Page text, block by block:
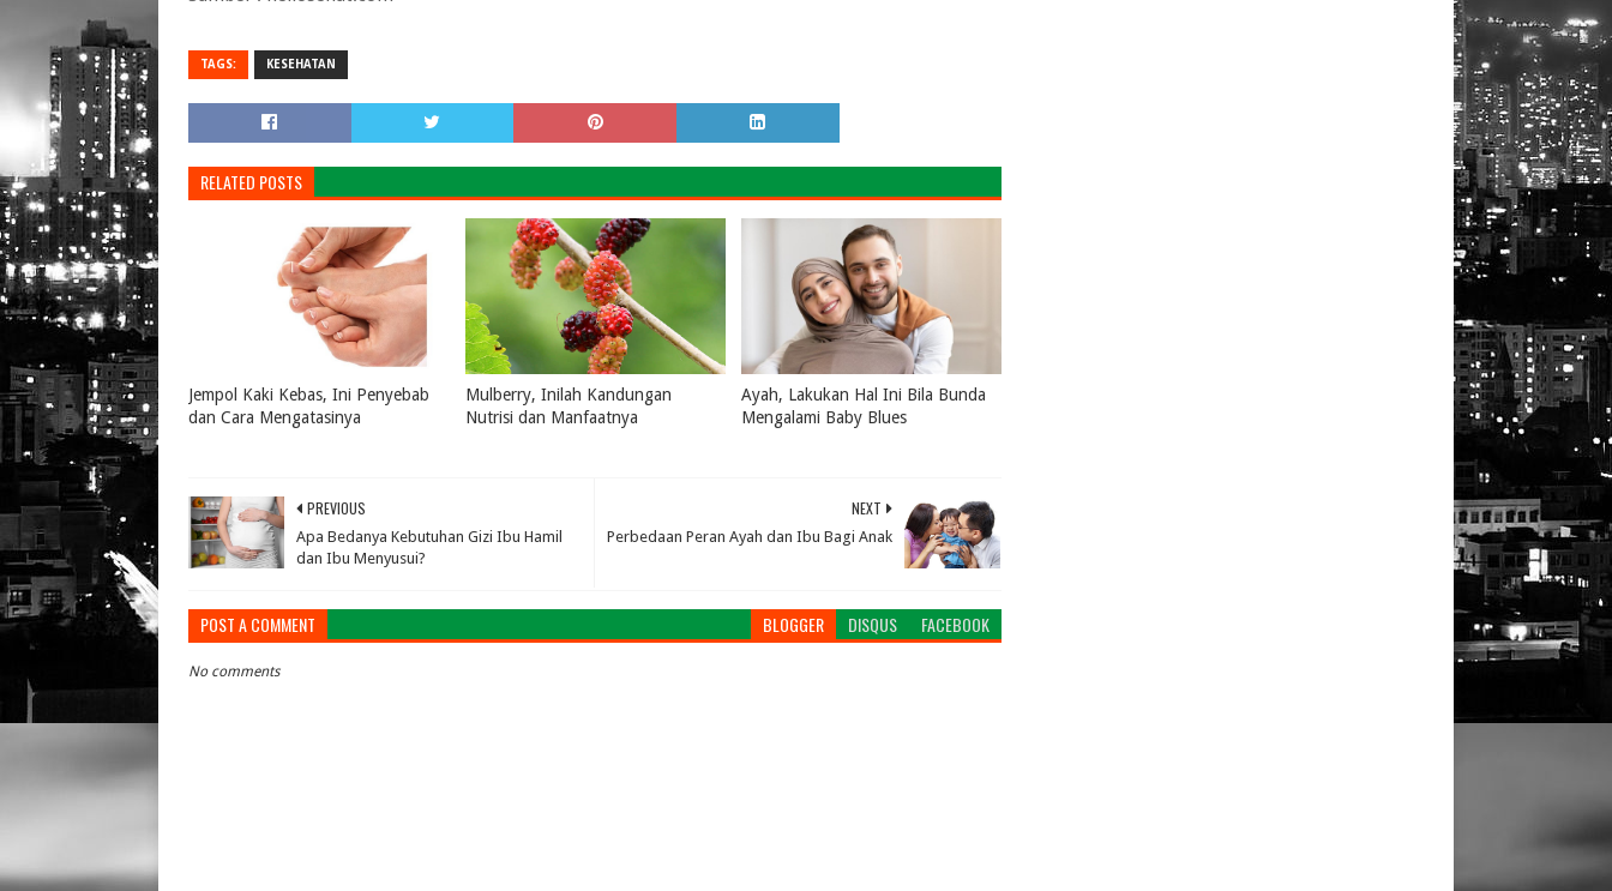
TAGS: KESEHATAN
RELATED POSTS
Jempol Kaki Kebas, Ini Penyebab
dan Cara Mengatasinya
Mulberry, Inilah Kandungan
Nutrisi dan Manfaatnya
Ayah, Lakukan Hal Ini Bila Bunda
Mengalami Baby Blues
NEXT
Perbedaan Peran Ayah dan Ibu Bagi Anak
PREVIOUS
Apa Bedanya Kebutuhan Gizi Ibu Hamil
dan Ibu Menyusui?
POST A COMMENT BLOGGER DISQUS FACEBOOK
No comments